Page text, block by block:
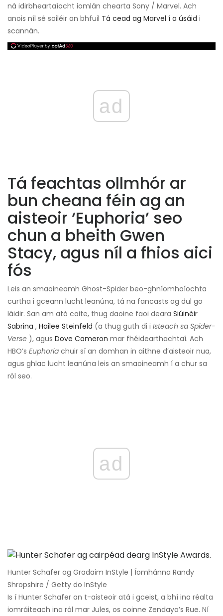
ná idirbheartaíocht iomlán chearta Sony / Marvel. Ach
anois níl sé soiléir an bhfuil Tá cead ag Marvel í a úsáid i
scannán.
ad
Tá feachtas ollmhór ar
bun cheana féin ag an
aisteoir ‘Euphoria’ seo
chun a bheith Gwen
Stacy, agus níl a fhios aici
fós
Leis an smaoineamh Ghost-Spider beo-ghníomhaíochta
curtha i gceann lucht leanúna, tá na fancasts ag dul go
láidir. San am atá caite, thug daoine faoi deara Siúinéir
Sabrina , Hailee Steinfeld (a thug guth di i Isteach sa Spider-
Verse ), agus Dove Cameron mar fhéidearthachtaí. Ach
HBO’s Euphoria chuir sí an domhan in aithne d’aisteoir nua,
agus ghlac lucht leanúna leis an smaoineamh í a chur sa
ról seo.
ad
Hunter Schafer ag Gradaim InStyle | Íomhánna Randy
Shropshire / Getty do InStyle
Is í Hunter Schafer an t-aisteoir atá i gceist, a bhí ina réalta
iomráiteach ina ról mar Jules, os coinne Zendaya’s Rue. Ní